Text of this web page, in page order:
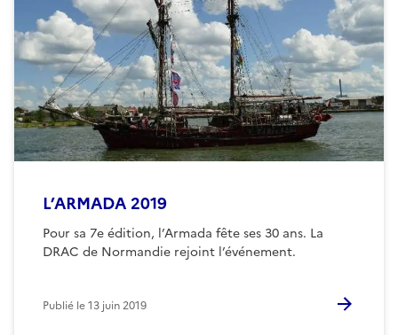
L’ARMADA 2019
Pour sa 7e édition, l’Armada fête ses 30 ans. La
DRAC de Normandie rejoint l’événement.
Publié le13 juin 2019